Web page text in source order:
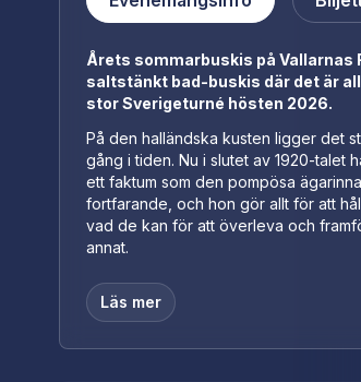
Årets sommarbuskis på
saltstänkt bad-buskis där det är
stor Sverigeturné hösten 2026.
På den halländska kusten ligger det
gång i tiden. Nu i slutet av 1920-talet
ett faktum som den pompösa
fortfarande, och hon gör allt för att
vad de kan för att överleva och
annat.
Läs mer